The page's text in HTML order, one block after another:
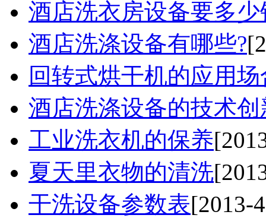
酒店洗衣房设备要多少
酒店洗涤设备有哪些?
回转式烘干机的应用场
酒店洗涤设备的技术
工业洗衣机的保养
夏天里衣物的清洗
干洗设备参数表[2013-